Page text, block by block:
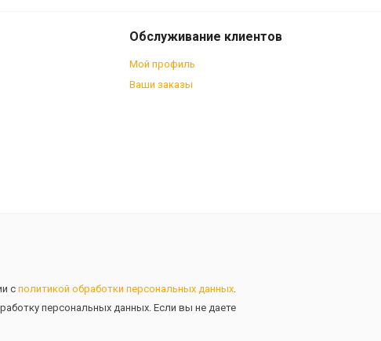
Обслуживание клиентов
Мой профиль
Ваши заказы
с политикой обработки персональных данных.
персональных данных. Если вы не даете